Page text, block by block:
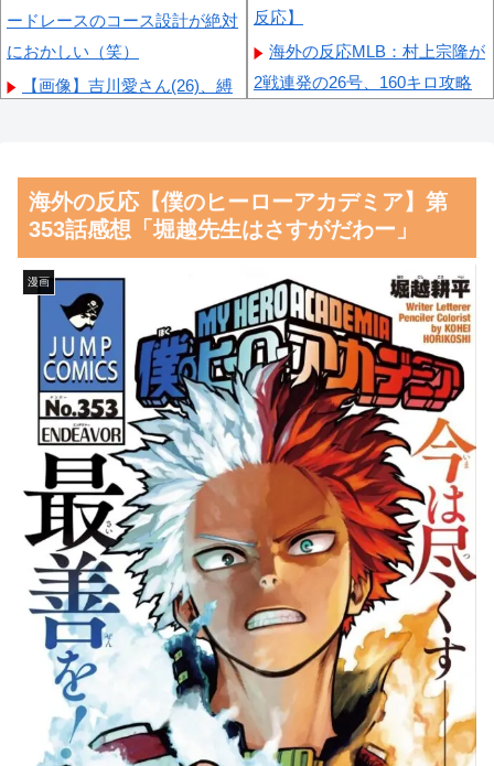
ードレースのコース設計が絶対
におかしい（笑）
【画像】吉川愛さん(26)、縛
【朗報】齋藤飛鳥、前屈みで
完全に見えてる動画が拡散され
てしまう…
磁気嵐、地球由来のイオンが
主導…JAXAの衛星「あらせ」
が観測！
舌を絡ませて、唾液交換して
── ちゅっちゅしながらの濃厚
エッ画像♪
海外「日本よ、お前がナンバ
ーワンだ」 熊本地震直後の日
本の対応のスピードに世界が衝
【画像】顔100点、体30点の
女ｗｗｗ
Powered by livedoor 相互RSS
反応】
海外の反応MLB：村上宗隆が
2戦連発の26号、160キロ攻略
に貢献
海外「なんてこった！」日本
とドイツの病院食のあまりの差
韓国人「韓国人が日本旅行で
一番美味しいと感じた日本料理
がこちらです‥」→「極上の旨
味が詰まっていた」
韓国人「日本の村上宗隆、
100マイルのシンカーを逆方向
に・・・2戦連発の26号ソロホ
ームラン」→「羨ましすぎる
韓国はこんな打者がいなのか」
「アジア打者GOAT」【MLB】
韓国人「日本がJリーグ開幕
戦で記録した歴代最多観客数が
こちら…」→「Kリーグとは次
元が違う…（ﾌﾞﾙﾌﾞﾙ」＝韓国
の反応
海外の反応【僕のヒーローアカデミア】第
353話感想「堀越先生はさすがだわー」
漫画